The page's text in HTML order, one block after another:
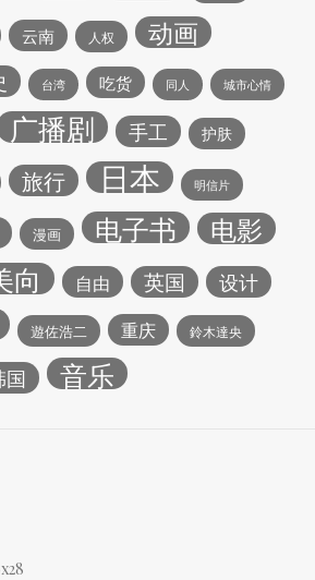
云南 人权 动画
台湾 吃货 同人 城市心情
广播剧 手工 护肤
旅行 日本 明信片
漫画 电子书 电影
向 自由 英国 设计
遊佐浩二 重庆 鈴木達央
国 音乐